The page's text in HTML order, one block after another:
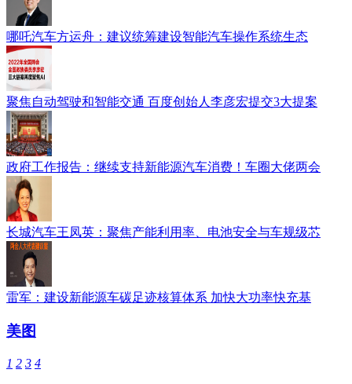
哪吒汽车方运舟：建议统筹建设智能汽车操作系统生态
聚焦自动驾驶和智能交通 百度创始人李彦宏提交3大提案
政府工作报告：继续支持新能源汽车消费！车圈大佬两会
长城汽车王凤英：聚焦产能利用率、电池安全与车规级芯
雷军：建设新能源车碳足迹核算体系 加快大功率快充基
美图
1 2 3 4